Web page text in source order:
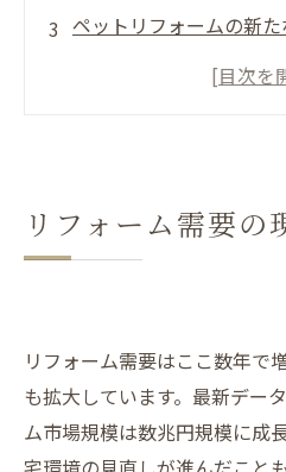
ペットリフォームの新
リフォーム業界の課題
費用・効果の比較と最
専門家の意見と実体験に
介護やペットリフォー
リフォームの最適な時
リフォーム業者選びで
リフォーム需要の
リフォーム需要はここ数年で
も拡大しています。最新デー
ム市場規模は数兆円規模に成